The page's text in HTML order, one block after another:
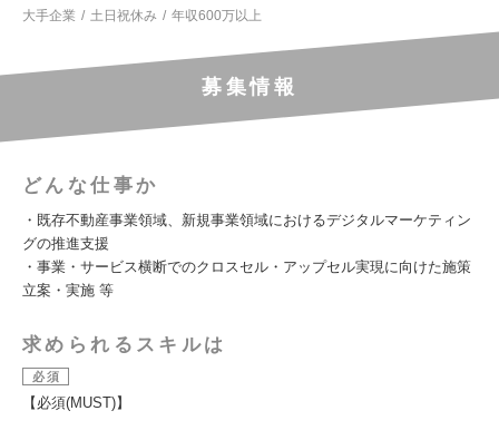
大手企業
土日祝休み 年収600万以上
募集情報
どんな仕事か
・既存不動産事業領域、新規事業領域におけるデジタルマーケティン
グの推進支援
・事業・サービス横断でのクロスセル・アップセル実現に向けた施策
立案・実施 等
求められるスキルは
必須
【必須(MUST)】